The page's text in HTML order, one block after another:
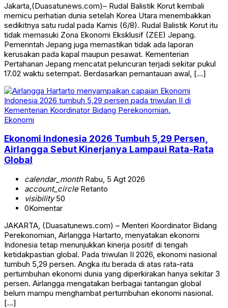
Jakarta,(Duasatunews.com)– Rudal Balistik Korut kembali
memicu perhatian dunia setelah Korea Utara menembakkan
sedikitnya satu rudal pada Kamis (6/8). Rudal Balistik Korut itu
tidak memasuki Zona Ekonomi Eksklusif (ZEE) Jepang.
Pemerintah Jepang juga memastikan tidak ada laporan
kerusakan pada kapal maupun pesawat. Kementerian
Pertahanan Jepang mencatat peluncuran terjadi sekitar pukul
17.02 waktu setempat. Berdasarkan pemantauan awal, […]
Ekonomi
Ekonomi Indonesia 2026 Tumbuh 5,29 Persen,
Airlangga Sebut Kinerjanya Lampaui Rata-Rata
Global
calendar_monthRabu, 5 Agt 2026
account_circleRetanto
visibility50
0Komentar
JAKARTA, (Duasatunews.com) – Menteri Koordinator Bidang
Perekonomian, Airlangga Hartarto, menyatakan ekonomi
Indonesia tetap menunjukkan kinerja positif di tengah
ketidakpastian global. Pada triwulan II 2026, ekonomi nasional
tumbuh 5,29 persen. Angka itu berada di atas rata-rata
pertumbuhan ekonomi dunia yang diperkirakan hanya sekitar 3
persen. Airlangga mengatakan berbagai tantangan global
belum mampu menghambat pertumbuhan ekonomi nasional.
[…]